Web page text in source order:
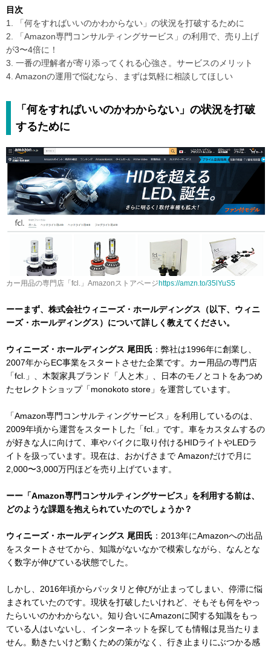
目次
1. 「何をすればいいのかわからない」の状況を打破するために
2. 「Amazon専門コンサルティングサービス」の利用で、売り上げ
が3〜4倍に！
3. 一番の理解者が寄り添ってくれる心強さ。サービスのメリット
4. Amazonの運用で悩むなら、まずは気軽に相談してほしい
「何をすればいいのかわからない」の状況を打破
するために
カー用品の専門店「fcl.」Amazonストアページhttps://amzn.to/35lYuS5
ーーまず、株式会社ウィニーズ・ホールディングス（以下、ウィニ
ーズ・ホールディングス）について詳しく教えてください。
ウィニーズ・ホールディングス 尾田氏 ：弊社は1996年に創業し、
2007年からEC事業をスタートさせた企業です。カー用品の専門店
「fcl.」、木製家具ブランド「人と木」、日本のモノとコトをあつめ
たセレクトショップ「monokoto store」を運営しています。
「Amazon専門コンサルティングサービス」を利用しているのは、
2009年頃から運営をスタートした「fcl.」です。車をカスタムするの
が好きな人に向けて、車やバイクに取り付けるHIDライトやLEDラ
イトを扱っています。現在は、おかげさまで Amazonだけで月に
2,000〜3,000万円ほどを売り上げています。
ーー「Amazon専門コンサルティングサービス」を利用する前は、
どのような課題を抱えられていたのでしょうか？
ウィニーズ・ホールディングス 尾田氏 ：2013年にAmazonへの出品
をスタートさせてから、知識がないなかで模索しながら、なんとな
く数字が伸びている状態でした。
しかし、2016年頃からパッタリと伸びが止まってしまい、停滞に悩
まされていたのです。現状を打破したいけれど、そもそも何をやっ
たらいいのかわからない。知り合いにAmazonに関する知識をもっ
ている人はいないし、インターネットを探しても情報は見当たりま
せん。動きたいけど動くための策がなく、行き止まりにぶつかる感